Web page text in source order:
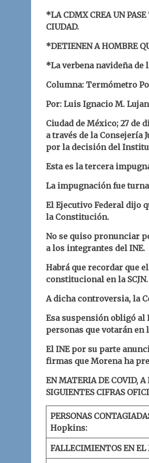
*LA CDMX CREA UN
CIUDAD.
*DETIENEN A HOMBRE
*La verbena navideña
Columna: Termómetro
Por: Luis Ignacio M.
Ciudad de México; 27 de
a través de la
por la decisión del
Esta es la tercera
La impugnación fue
El Ejecutivo Federal dijo
la Constitución.
No se quiso pronunciar
a los integrantes del INE.
Habrá que recordar que
constitucional en la SCJN.
A dicha controversia, la
Esa suspensión obligó al
personas que votarán en
El INE por su parte
firmas que Morena ha
EN MATERIA DE COVID,
SIGUIENTES CIFRAS
PERSONAS
Hopkins:
FALLECIMIENTOS EN EL